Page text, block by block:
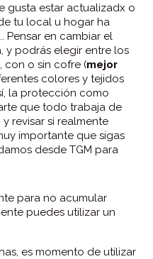
gusta estar actualizadx o
tu local u hogar ha
Pensar en cambiar el
y podrás elegir entre los
con o sin cofre (mejor
colores y tejidos
la protección como
que todo trabaja de
revisar si realmente
importante que sigas
desde TGM para
para no acumular
puedes utilizar un
es momento de utilizar